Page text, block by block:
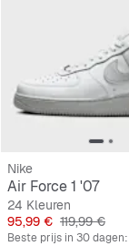
Nike
Air Force 1 '07
24 Kleuren
Prijs
95,99 € Originele
119,99 €
Beste prijs in 30 dagen: